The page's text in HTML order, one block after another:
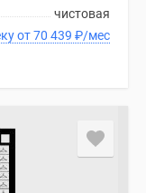
чистовая
В ипотеку от 70 439 ₽/мес